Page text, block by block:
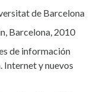
de Barcelona
Barcelona, 2010
de información
y nuevos